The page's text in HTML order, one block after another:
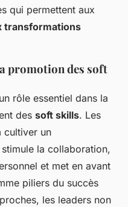
qui permettent aux
transformations
promotion des soft
rôle essentiel dans la
des soft skills. Les
cultiver un
la collaboration,
et met en avant
piliers du succès
les leaders non